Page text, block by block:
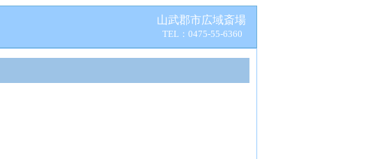
山武郡市広域斎場
TEL：0475-55-6360